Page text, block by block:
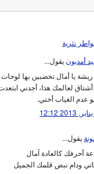
نثرية
أمديونيقول...
يا أمال تخضبين بها
لعالمك هذا، أجدني
عدم الغياب أختي.
يقول...
أحرفك كالعادة آمال
ودام نبض قلمك الجميل